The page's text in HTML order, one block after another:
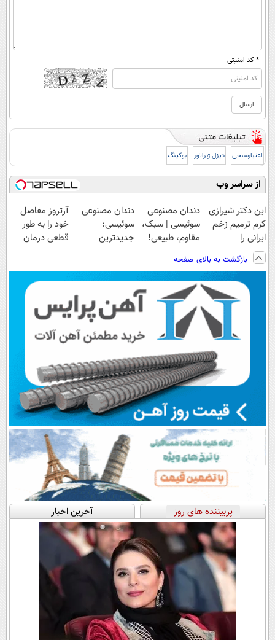
* کد امنیتی
اعتبارسنجی دیزل ژنراتور بوکینگ
از سراسر وب
این دکتر شیرازی
کرم ترمیم زخم
ایرانی را
ساخت!!!
دندان مصنوعی
سوئیسی | سبک،
مقاوم، طبیعی!
رایگان+پرداخت
اقساطی😍
دندان مصنوعی
سوئیسی:
جدیدترین
پرداخت قسطی
آرتروز مفاصل
خود را به طور
قطعی درمان
بازگشت به بالای صفحه
پربیننده های روز آخرین اخبار